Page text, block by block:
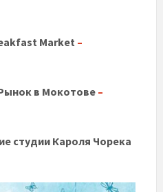
Market –
в Мокотове–
студии Кароля Чорека